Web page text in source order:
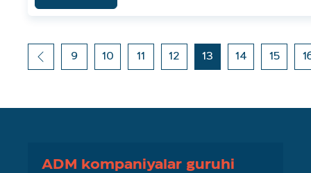
9 10 11 12 13 14 15
ADM kompaniyalar guruhi